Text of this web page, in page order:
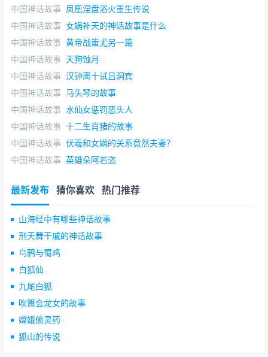
中国神话故事 凤凰涅盘浴火重生传说
中国神话故事 女娲补天的神话故事是什么
中国神话故事 黄帝战蚩尤另一篇
中国神话故事 天狗蚀月
中国神话故事 汉钟离十试吕洞宾
中国神话故事 马头琴的故事
中国神话故事 水仙女惩罚恶头人
中国神话故事 十二生肖猪的故事
中国神话故事 伏羲和女娲的关系竟然夫妻？
中国神话故事 英雄朵阿若恣
最新发布 猜你喜欢 热门推荐
山海经中有哪些神话故事
刑天舞干戚的神话故事
乌鸦与蜀鸡
白狐仙
九尾白狐
吹箫会龙女的故事
嫦娥偷灵药
狐山的传说